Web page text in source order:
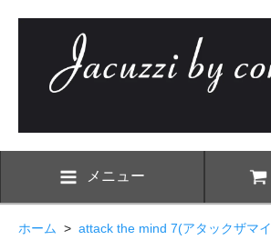
メニュー
ホーム > attack the mind 7(アタックザマ